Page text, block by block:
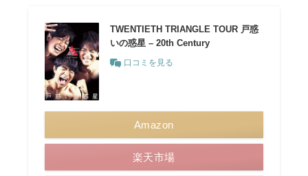
TWENTIETH TRIANGLE TOUR 戸惑
いの惑星 – 20th Century
口コミを見る
Amazon
楽天市場